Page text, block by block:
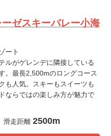
ーゼスキーバレー小海
ート
ルがゲレンデに隣接している
。最長2,500mのロングコース
も人気。スキーもスイーツも
ならではの楽しみ方が魅力で
滑走距離 2500m